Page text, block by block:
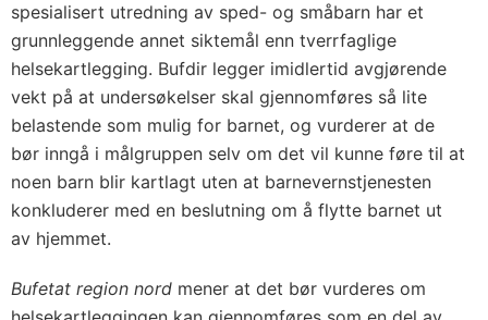
spesialisert utredning av sped- og småbarn har et
grunnleggende annet siktemål enn tverrfaglige
helsekartlegging. Bufdir legger imidlertid avgjørende
vekt på at undersøkelser skal gjennomføres så lite
belastende som mulig for barnet, og vurderer at de
bør inngå i målgruppen selv om det vil kunne føre til at
noen barn blir kartlagt uten at barnevernstjenesten
konkluderer med en beslutning om å flytte barnet ut
av hjemmet.
Bufetat region nord mener at det bør vurderes om